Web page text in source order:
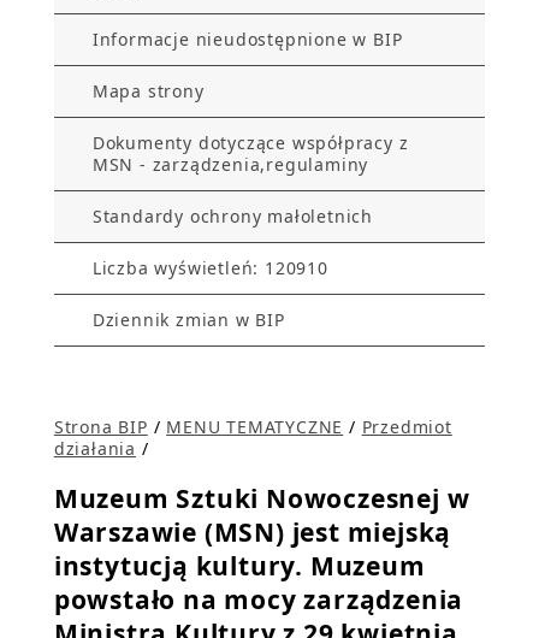
Informacje nieudostępnione w BIP
Mapa strony
Dokumenty dotyczące współpracy z
MSN - zarządzenia,regulaminy
Standardy ochrony małoletnich
Liczba wyświetleń: 120910
Dziennik zmian w BIP
Strona BIP / MENU TEMATYCZNE / Przedmiot
działania /
Muzeum Sztuki Nowoczesnej w
Warszawie (MSN) jest miejską
instytucją kultury. Muzeum
powstało na mocy zarządzenia